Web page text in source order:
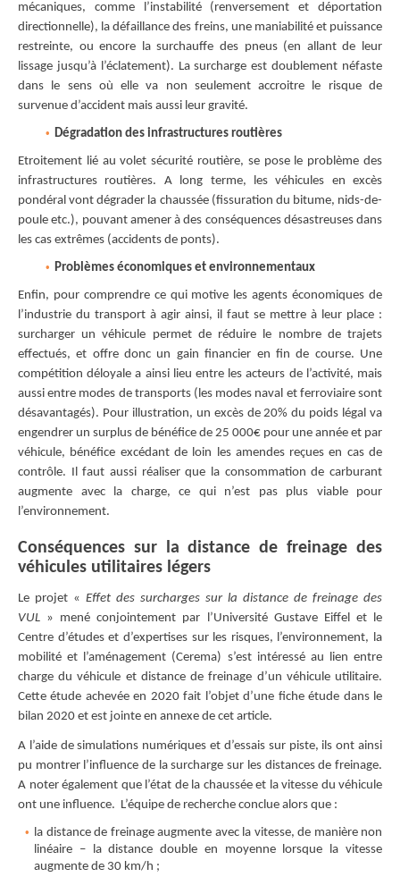
mécaniques, comme l’instabilité (renversement et déportation
directionnelle), la défaillance des freins, une maniabilité et puissance
restreinte, ou encore la surchauffe des pneus (en allant de leur
lissage jusqu’à l’éclatement). La surcharge est doublement néfaste
dans le sens où elle va non seulement accroitre le risque de
survenue d’accident mais aussi leur gravité.
Dégradation des infrastructures routières
Etroitement lié au volet sécurité routière, se pose le problème des
infrastructures routières. A long terme, les véhicules en excès
pondéral vont dégrader la chaussée (fissuration du bitume, nids-de-
poule etc.), pouvant amener à des conséquences désastreuses dans
les cas extrêmes (accidents de ponts).
Problèmes économiques et environnementaux
Enfin, pour comprendre ce qui motive les agents économiques de
l’industrie du transport à agir ainsi, il faut se mettre à leur place :
surcharger un véhicule permet de réduire le nombre de trajets
effectués, et offre donc un gain financier en fin de course. Une
compétition déloyale a ainsi lieu entre les acteurs de l’activité, mais
aussi entre modes de transports (les modes naval et ferroviaire sont
désavantagés). Pour illustration, un excès de 20% du poids légal va
engendrer un surplus de bénéfice de 25 000€ pour une année et par
véhicule, bénéfice excédant de loin les amendes reçues en cas de
contrôle. Il faut aussi réaliser que la consommation de carburant
augmente avec la charge, ce qui n’est pas plus viable pour
l’environnement.
Conséquences sur la distance de freinage des
véhicules utilitaires légers
Le projet « Effet des surcharges sur la distance de freinage des
VUL » mené conjointement par l’Université Gustave Eiffel et le
Centre d’études et d’expertises sur les risques, l’environnement, la
mobilité et l’aménagement (Cerema) s’est intéressé au lien entre
charge du véhicule et distance de freinage d’un véhicule utilitaire.
Cette étude achevée en 2020 fait l’objet d’une fiche étude dans le
bilan 2020 et est jointe en annexe de cet article.
A l’aide de simulations numériques et d’essais sur piste, ils ont ainsi
pu montrer l’influence de la surcharge sur les distances de freinage.
A noter également que l’état de la chaussée et la vitesse du véhicule
ont une influence. L’équipe de recherche conclue alors que :
la distance de freinage augmente avec la vitesse, de manière non
linéaire – la distance double en moyenne lorsque la vitesse
augmente de 30 km/h ;